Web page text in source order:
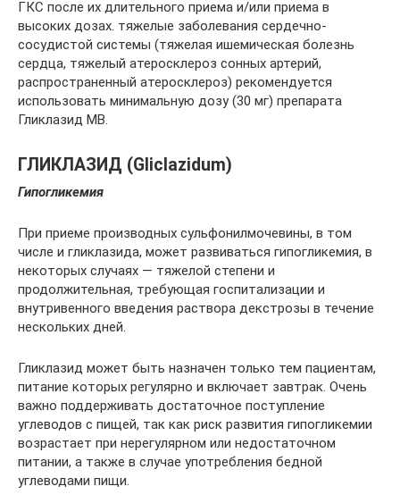
ГКС после их длительного приема и/или приема в
высоких дозах. тяжелые заболевания сердечно-
сосудистой системы (тяжелая ишемическая болезнь
сердца, тяжелый атеросклероз сонных артерий,
распространенный атеросклероз) рекомендуется
использовать минимальную дозу (30 мг) препарата
Гликлазид MB.
ГЛИКЛАЗИД (Gliclazidum)
Гипогликемия
При приеме производных сульфонилмочевины, в том
числе и гликлазида, может развиваться гипогликемия, в
некоторых случаях — тяжелой степени и
продолжительная, требующая госпитализации и
внутривенного введения раствора декстрозы в течение
нескольких дней.
Гликлазид может быть назначен только тем пациентам,
питание которых регулярно и включает завтрак. Очень
важно поддерживать достаточное поступление
углеводов с пищей, так как риск развития гипогликемии
возрастает при нерегулярном или недостаточном
питании, а также в случае употребления бедной
углеводами пищи.